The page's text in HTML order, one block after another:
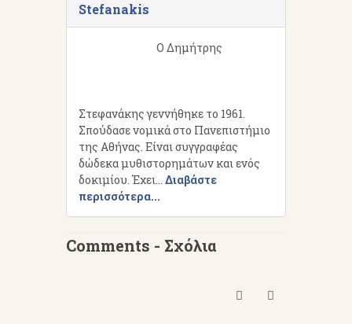
Stefanakis
Ο Δημήτρης
Στεφανάκης γεννήθηκε το 1961.
Σπούδασε νομικά στο Πανεπιστήμιο
της Αθήνας. Είναι συγγραφέας
δώδεκα μυθιστορημάτων και ενός
δοκιμίου. Έχει... Διαβάστε
περισσότερα...
Comments - Σχόλια